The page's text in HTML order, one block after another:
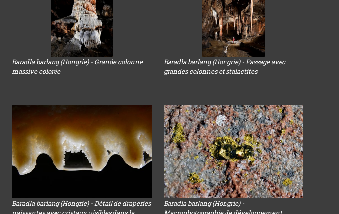
Baradla barlang (Hongrie) - Grande colonne
massive colorée
Baradla barlang (Hongrie) - Passage avec
grandes colonnes et stalactites
Baradla barlang (Hongrie) - Détail de draperies
Baradla barlang (Hongrie) -